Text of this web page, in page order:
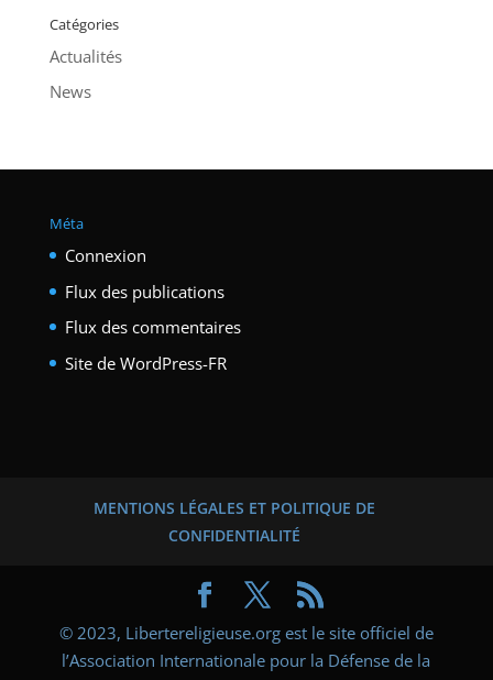
Catégories
Actualités
News
Méta
Connexion
Flux des publications
Flux des commentaires
Site de WordPress-FR
MENTIONS LÉGALES ET POLITIQUE DE
CONFIDENTIALITÉ
© 2023, Libertereligieuse.org est le site officiel de
l’Association Internationale pour la Défense de la